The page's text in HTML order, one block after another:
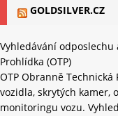
GOLDSILVER.CZ
Vyhledávání odposlechu
Prohlídka (OTP)
OTP Obranně
vozidla, skrytých kamer,
monitoringu vozu.